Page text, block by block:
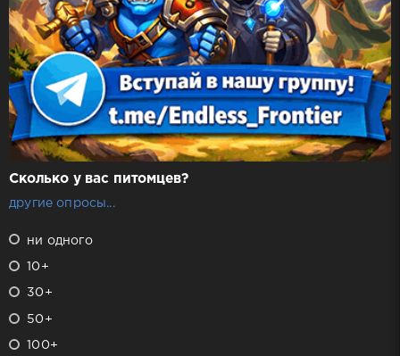
Сколько у вас питомцев?
другие опросы...
ни одного
10+
30+
50+
100+